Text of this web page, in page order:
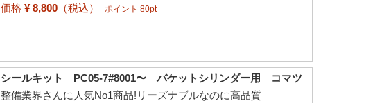
価格 ¥ 8,800 （税込） ポイント 80pt
シールキット PC05-7#8001〜 バケットシリンダー用 コマツ
整備業界さんに人気No1商品!リーズナブルなのに高品質